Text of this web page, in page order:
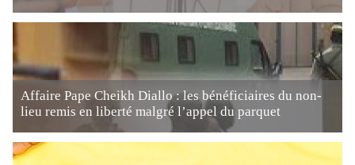
Affaire Pape Cheikh Diallo : les bénéficiaires du non-
lieu remis en liberté malgré l’appel du parquet